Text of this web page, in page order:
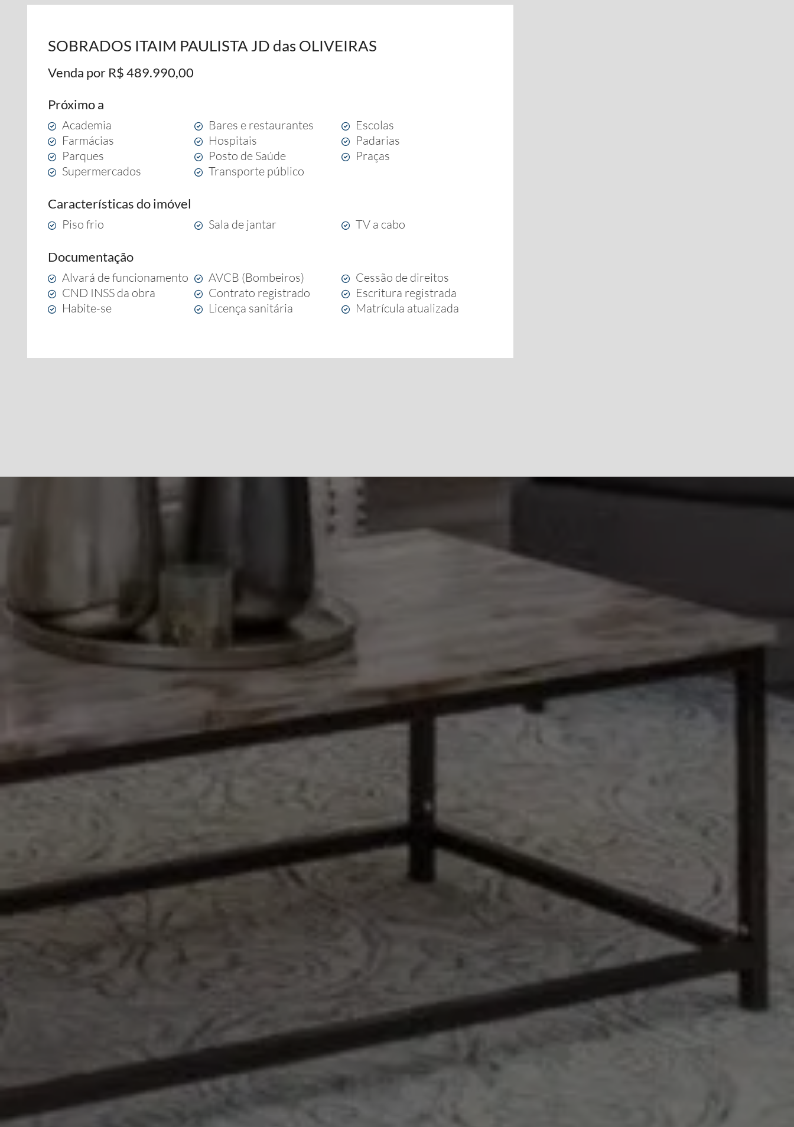
SOBRADOS ITAIM PAULISTA JD das OLIVEIRAS
Venda por R$ 489.990,00
Próximo a
Academia Bares e restaurantes
Escolas
Farmácias
Hospitais
Padarias
Parques
Posto de Saúde
Praças
Supermercados
Transporte público
Características do imóvel
Piso frio Sala de jantar TV a cabo
Documentação
Alvará de funcionamento AVCB (Bombeiros)
Cessão de direitos
CND INSS da obra
Contrato registrado
Escritura registrada
Habite-se
Licença sanitária Matrícula atualizada